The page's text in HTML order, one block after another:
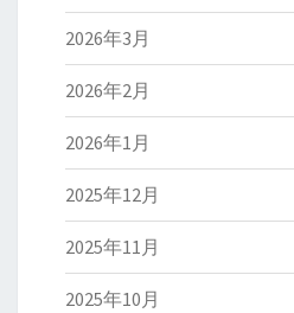
2026年3月
2026年2月
2026年1月
2025年12月
2025年11月
2025年10月